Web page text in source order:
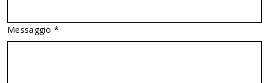
Messaggio *